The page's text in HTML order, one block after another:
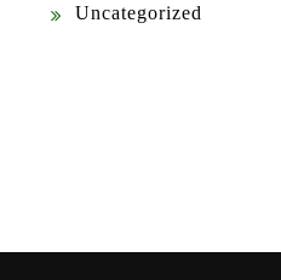
Uncategorized